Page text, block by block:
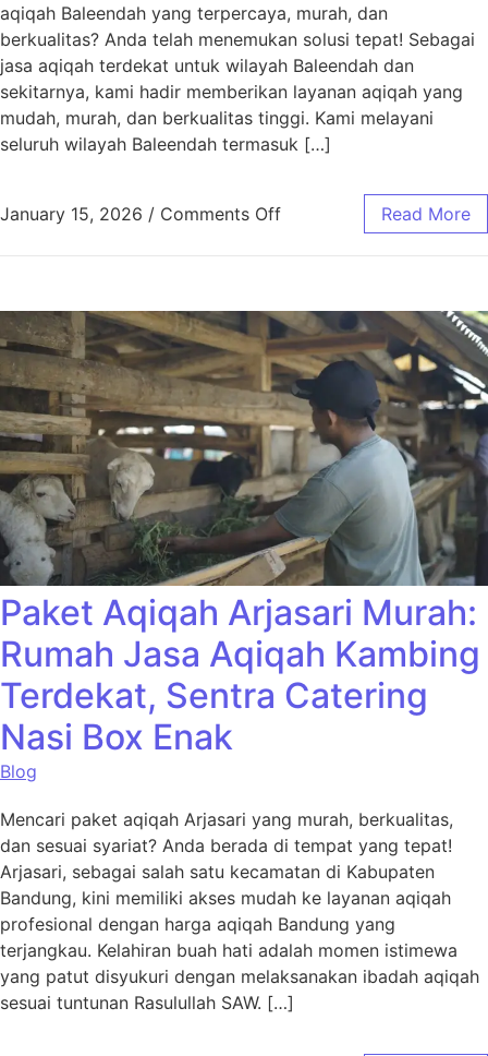
aqiqah Baleendah yang terpercaya, murah, dan
berkualitas? Anda telah menemukan solusi tepat! Sebagai
jasa aqiqah terdekat untuk wilayah Baleendah dan
sekitarnya, kami hadir memberikan layanan aqiqah yang
mudah, murah, dan berkualitas tinggi. Kami melayani
seluruh wilayah Baleendah termasuk […]
January 15, 2026 / Comments Off Read More
Paket Aqiqah Arjasari Murah:
Rumah Jasa Aqiqah Kambing
Terdekat, Sentra Catering
Nasi Box Enak
Blog
Mencari paket aqiqah Arjasari yang murah, berkualitas,
dan sesuai syariat? Anda berada di tempat yang tepat!
Arjasari, sebagai salah satu kecamatan di Kabupaten
Bandung, kini memiliki akses mudah ke layanan aqiqah
profesional dengan harga aqiqah Bandung yang
terjangkau. Kelahiran buah hati adalah momen istimewa
yang patut disyukuri dengan melaksanakan ibadah aqiqah
sesuai tuntunan Rasulullah SAW. […]